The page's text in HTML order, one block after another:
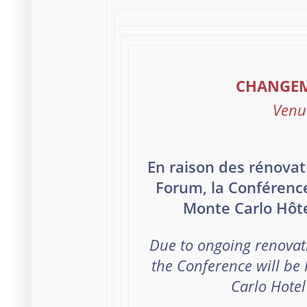
En raison des
Forum, la
Monte Carlo
Due to ongoing
the Conference will
Carlo